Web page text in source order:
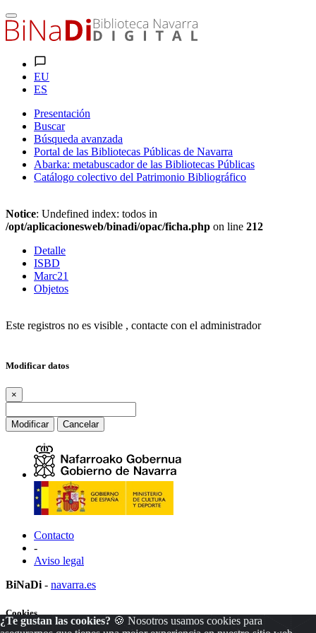
EU
ES
Presentación
Buscar
Búsqueda avanzada
Portal de las Bibliotecas Públicas de Navarra
Abarka: metabuscador de las Bibliotecas Públicas
Catálogo colectivo del Patrimonio Bibliográfico
Notice: Undefined index: todos in
/opt/aplicacionesweb/binadi/opac/ficha.php on line 212
Detalle
ISBD
Marc21
Objetos
Este registros no es visible , contacte con el administrador
Modificar datos
×
Modificar Cancelar
Contacto
-
Aviso legal
BiNaDi - navarra.es
¿Te gustan las cookies? 🍪 Nosotros usamos cookies para
Cookies